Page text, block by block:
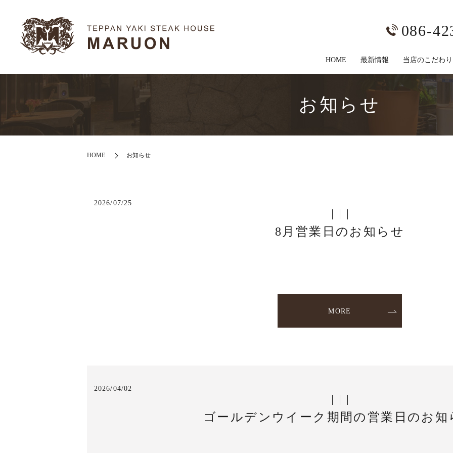
086-
HOME 最新情報 当店のこだわり
お知らせ
HOME お知らせ
2026/07/25
8月営業日のお知らせ
MORE
2026/04/02
ゴールデンウイーク期間の営業日のお知